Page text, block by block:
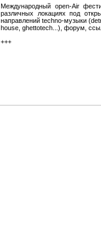
Международный оpen-Air
различных локациях под
направлений techno-музыки
house, ghettotech...), форум,
+++